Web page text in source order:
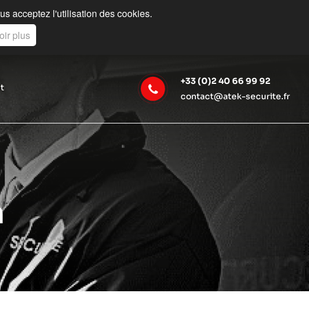
acceptez l'utilisation des cookies.
plus
+33 (0)2 40 66 99 92
contact@atek-securite.fr